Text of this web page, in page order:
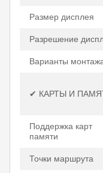
Размер дисплея
Разрешение
Варианты
✔ КАРТЫ И
Поддержка карт
памяти
Точки маршрута